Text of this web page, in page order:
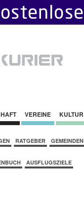
VEREINE KULTUR
RATGEBER GEMEINDEN
AUSFLUGSZIELE